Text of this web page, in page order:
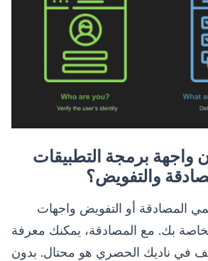
واجهة برمجة التطبيقات
والتفويض؟
المصادقة أو التفويض واجهات
بك. مع المصادقة، يمكنك معرفة
في ناديك الحصري هو محتال. بدون